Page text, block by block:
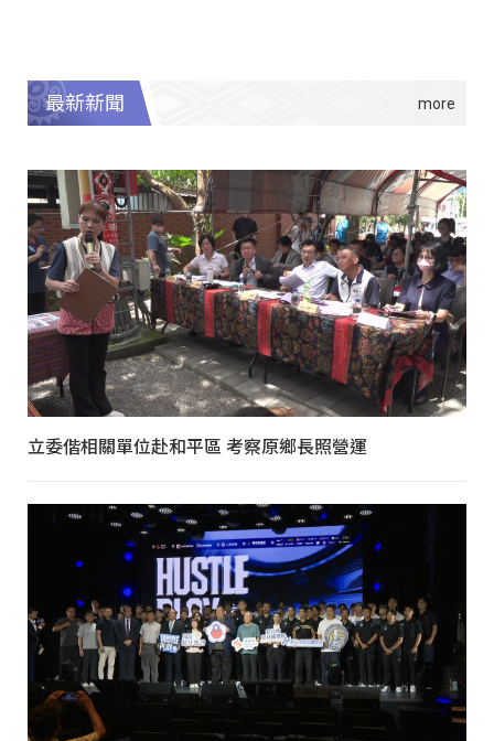
最新新聞
立委偕相關單位赴和平區 考察原鄉長照營運